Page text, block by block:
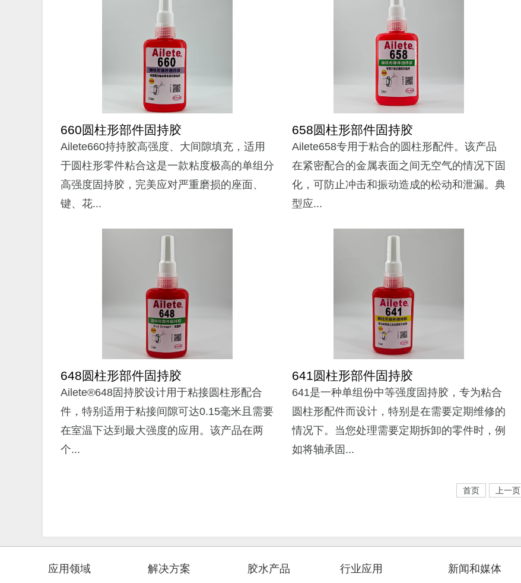
660圆柱形部件固持胶
Ailete660持持胶高强度、大间隙填充，适用
于圆柱形零件粘合这是一款粘度极高的单组分
高强度固持胶，完美应对严重磨损的座面、
键、花...
658圆柱形部件固持胶
Ailete658专用于粘合的圆柱形配件。该产品
在紧密配合的金属表面之间无空气的情况下固
化，可防止冲击和振动造成的松动和泄漏。典
型应...
648圆柱形部件固持胶
Ailete®648固持胶设计用于粘接圆柱形配合
件，特别适用于粘接间隙可达0.15毫米且需要
在室温下达到最大强度的应用。该产品在两
个...
641圆柱形部件固持胶
641是一种单组份中等强度固持胶，专为粘合
圆柱形配件而设计，特别是在需要定期维修的
情况下。当您处理需要定期拆卸的零件时，例
如将轴承固...
首页 上一页
应用领域 解决方案 胶水产品 行业应用 新闻和媒体